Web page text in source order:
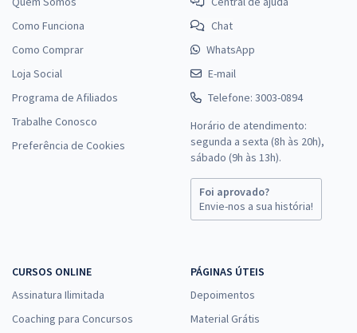
Como Funciona
Como Comprar
Loja Social
Programa de Afiliados
Trabalhe Conosco
Preferência de Cookies
Chat
WhatsApp
E-mail
Telefone: 3003-0894
Horário de atendimento:
segunda a sexta (8h às 20h),
sábado (9h às 13h).
Foi aprovado?
Envie-nos a sua história!
CURSOS ONLINE
Assinatura Ilimitada
Coaching para Concursos
PÁGINAS ÚTEIS
Depoimentos
Material Grátis